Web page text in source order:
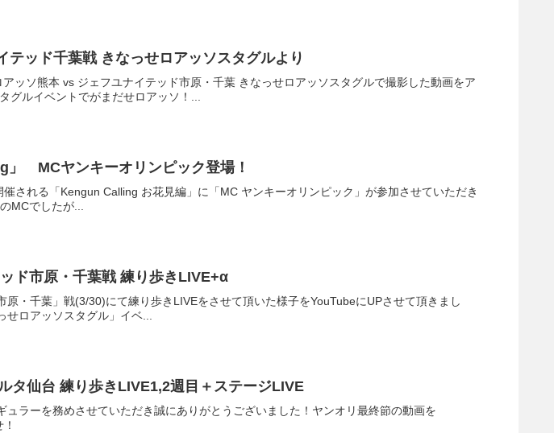
テッド千葉戦 きなっせロアッソスタグルより
ッソ熊本 vs ジェフユナイテッド市原・千葉 きなっせロアッソスタグルで撮影した動画をア
グルイベントでがまだせロアッソ！...
」 MCヤンキーオリンピック登場！
される「Kengun Calling お花見編」に「MC ヤンキーオリンピック」が参加させていただき
MCでしたが...
ド市原・千葉戦 練り歩きLIVE+α
・千葉」戦(3/30)にて練り歩きLIVEをさせて頂いた様子をYouTubeにUPさせて頂きまし
せロアッソスタグル」イベ...
タ仙台 練り歩きLIVE1,2週目＋ステージLIVE
ラーを務めさせていただき誠にありがとうございました！ヤンオリ最終節の動画を